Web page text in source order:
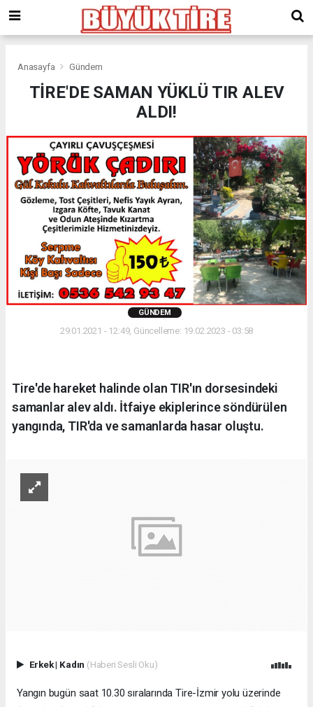
giriş
kingroyal
Anasayfa Gündem
TİRE'DE SAMAN YÜKLÜ TIR ALEV
ALDI!
GÜNDEM
29.01.2021 - 12:49, Güncelleme: 19.02.2023 - 03:58
Tire'de hareket halinde olan TIR'ın dorsesindeki
samanlar alev aldı. İtfaiye ekiplerince söndürülen
yangında, TIR'da ve samanlarda hasar oluştu.
Erkek| Kadın (Haberi Sesli Oku)
Yangın bugün saat 10.30 sıralarında Tire-İzmir yolu üzerinde